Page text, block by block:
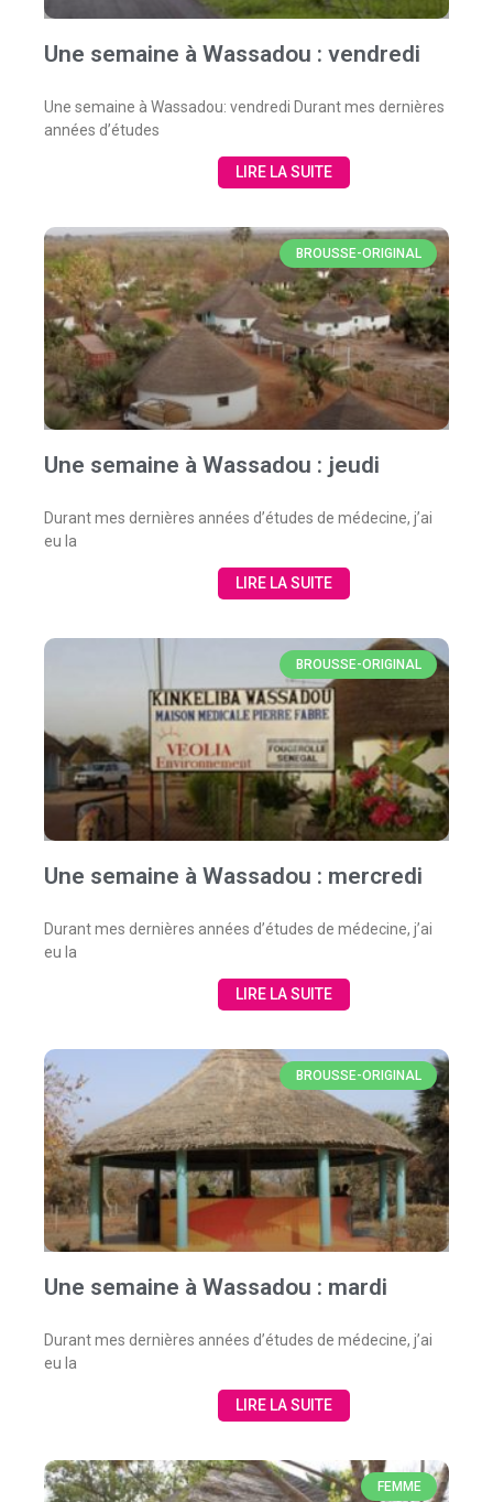
Une semaine à Wassadou : vendredi
Une semaine à Wassadou: vendredi Durant mes dernières
années d’études
LIRE LA SUITE
BROUSSE-ORIGINAL
Une semaine à Wassadou : jeudi
Durant mes dernières années d’études de médecine, j’ai
eu la
LIRE LA SUITE
BROUSSE-ORIGINAL
Une semaine à Wassadou : mercredi
Durant mes dernières années d’études de médecine, j’ai
eu la
LIRE LA SUITE
BROUSSE-ORIGINAL
Une semaine à Wassadou : mardi
Durant mes dernières années d’études de médecine, j’ai
eu la
LIRE LA SUITE
FEMME